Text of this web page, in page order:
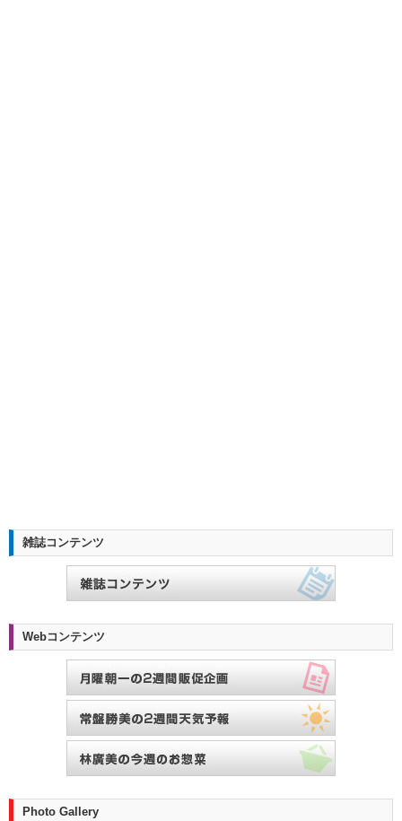
雑誌コンテンツ
Webコンテンツ
Photo Gallery